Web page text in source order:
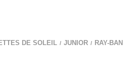
DE SOLEIL / JUNIOR / RAY-BAN